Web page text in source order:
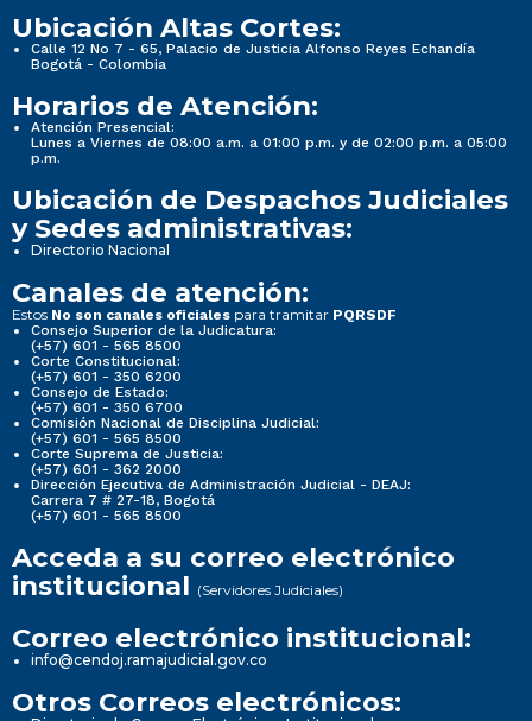
Ubicación Altas Cortes:
Calle 12 No 7 - 65, Palacio de Justicia Alfonso Reyes Echandía
Bogotá - Colombia
Horarios de Atención:
Atención Presencial:
Lunes a Viernes de 08:00 a.m. a 01:00 p.m. y de 02:00 p.m. a 05:00
p.m.
Ubicación de Despachos Judiciales
y Sedes administrativas:
Directorio Nacional
Canales de atención:
Estos No son canales oficiales para tramitar PQRSDF
Consejo Superior de la Judicatura:
(+57) 601 - 565 8500
Corte Constitucional:
(+57) 601 - 350 6200
Consejo de Estado:
(+57) 601 - 350 6700
Comisión Nacional de Disciplina Judicial:
(+57) 601 - 565 8500
Corte Suprema de Justicia:
(+57) 601 - 362 2000
Dirección Ejecutiva de Administración Judicial - DEAJ:
Carrera 7 # 27-18, Bogotá
(+57) 601 - 565 8500
Acceda a su correo electrónico
institucional (Servidores Judiciales)
Correo electrónico institucional:
info@cendoj.ramajudicial.gov.co
Otros Correos electrónicos: